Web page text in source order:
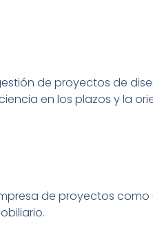
de proyectos de
en los plazos y la
de proyectos